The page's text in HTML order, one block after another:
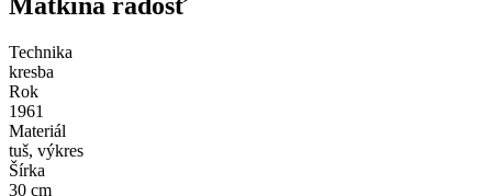
Technika
kresba
Rok
1961
Materiál
tuš, výkres
Šírka
30 cm